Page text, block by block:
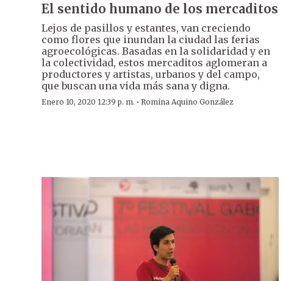
El sentido humano de los mercaditos
Lejos de pasillos y estantes, van creciendo
como flores que inundan la ciudad las ferias
agroecológicas. Basadas en la solidaridad y en
la colectividad, estos mercaditos aglomeran a
productores y artistas, urbanos y del campo,
que buscan una vida más sana y digna.
Enero 10, 2020 12:39 p. m. · Romina Aquino González